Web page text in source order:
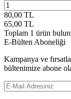
80,00 TL
65,00 TL
Toplam 1 ürün
E-Bülten Aboneliği
Kampanya ve
bültenimize abone